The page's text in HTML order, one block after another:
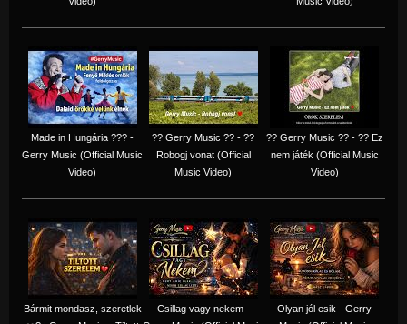
Made in Hungária ??? -
Gerry Music (Official Music
Video)
?? Gerry Music ?? - ??
Robogj vonat (Official
Music Video)
?? Gerry Music ?? - ?? Ez
nem játék (Official Music
Video)
Bármit mondasz, szeretlek
Csillag vagy nekem -
Olyan jól esik - Gerry